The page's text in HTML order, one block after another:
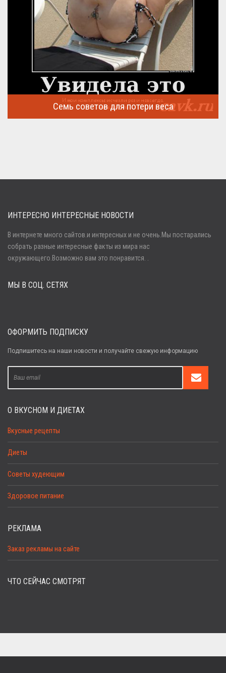
Семь советов для потери веса
Войти
Забыли пароль?
ИНТЕРЕСНО ИНТЕРЕСНЫЕ НОВОСТИ
В интернете много сайтов.и интересных и не очень.Мы постарались
собрать разные интересные факты из мира нас
окружающего.Возможно вам это понравится. .
МЫ В СОЦ. СЕТЯХ
ОФОРМИТЬ ПОДПИСКУ
Подпишитесь на наши новости и получайте свежую информацию
О ВКУСНОМ И ДИЕТАХ
Вкусные рецепты
Диеты
Советы худеющим
Здоровое питание
РЕКЛАМА
Заказ рекламы на сайте
ЧТО СЕЙЧАС СМОТРЯТ